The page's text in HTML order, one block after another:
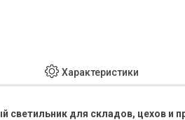
Характеристики
для складов, цехов и